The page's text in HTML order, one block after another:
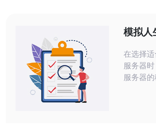
模拟人
在选择
服务器
服务器